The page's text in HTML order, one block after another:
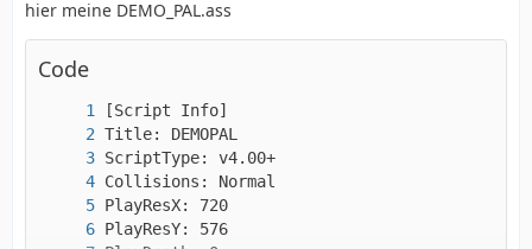
hier meine DEMO_PAL.ass
Code